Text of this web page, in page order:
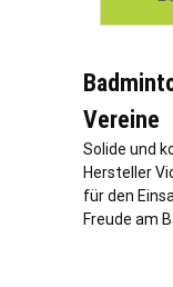
Vereine
Solide und
Hersteller
für den
Freude am